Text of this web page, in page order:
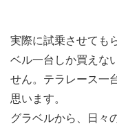
実際に試乗させても
ベル一台しか買えな
せん。テラレース一
思います。
グラベルから、日々